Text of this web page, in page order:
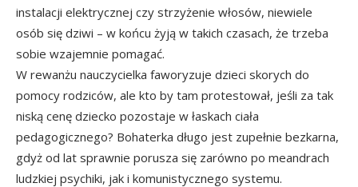
instalacji elektrycznej czy strzyżenie włosów, niewiele
osób się dziwi – w końcu żyją w takich czasach, że trzeba
sobie wzajemnie pomagać.
W rewanżu nauczycielka faworyzuje dzieci skorych do
pomocy rodziców, ale kto by tam protestował, jeśli za tak
niską cenę dziecko pozostaje w łaskach ciała
pedagogicznego? Bohaterka długo jest zupełnie bezkarna,
gdyż od lat sprawnie porusza się zarówno po meandrach
ludzkiej psychiki, jak i komunistycznego systemu.